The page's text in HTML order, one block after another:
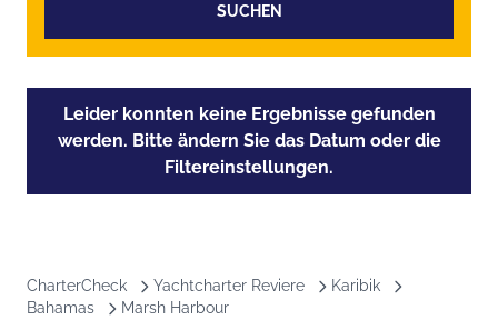
SUCHEN
Leider konnten keine Ergebnisse gefunden
werden. Bitte ändern Sie das Datum oder die
Filtereinstellungen.
CharterCheck Yachtcharter Reviere
Karibik
Bahamas
Marsh Harbour